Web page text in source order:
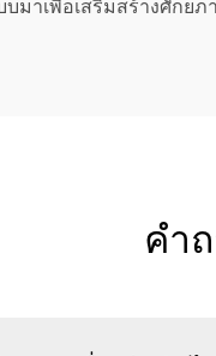
บมาเพื่อเสริมสร้างศัก
คำ